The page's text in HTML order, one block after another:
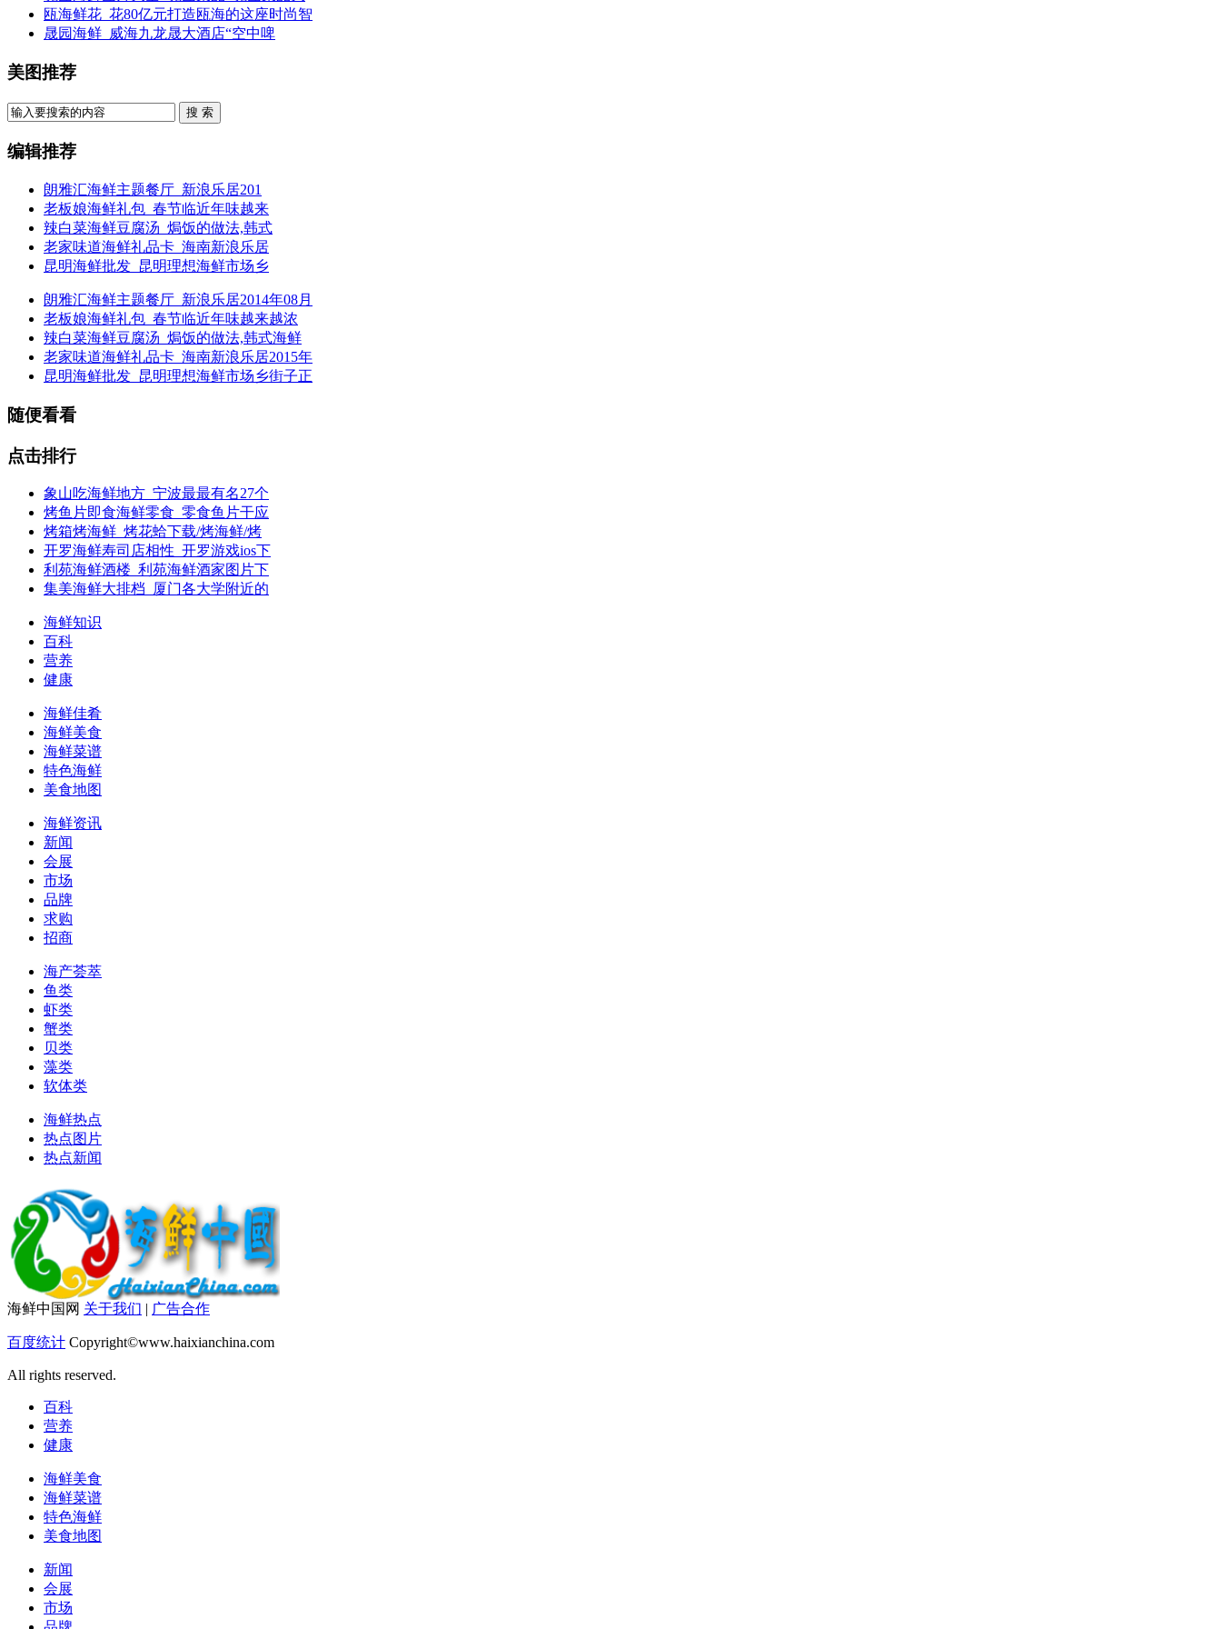
瓯海鲜花_花80亿元打造瓯海的这座时尚智
晟园海鲜_威海九龙晟大酒店“空中啤
美图推荐
搜 索
编辑推荐
朗雅汇海鲜主题餐厅_新浪乐居201
老板娘海鲜礼包_春节临近年味越来
辣白菜海鲜豆腐汤_焗饭的做法,韩式
老家味道海鲜礼品卡_海南新浪乐居
昆明海鲜批发_昆明理想海鲜市场乡
朗雅汇海鲜主题餐厅_新浪乐居2014年08月
老板娘海鲜礼包_春节临近年味越来越浓
辣白菜海鲜豆腐汤_焗饭的做法,韩式海鲜
老家味道海鲜礼品卡_海南新浪乐居2015年
昆明海鲜批发_昆明理想海鲜市场乡街子正
随便看看
点击排行
象山吃海鲜地方_宁波最最有名27个
烤鱼片即食海鲜零食_零食鱼片干应
烤箱烤海鲜_烤花蛤下载/烤海鲜/烤
开罗海鲜寿司店相性_开罗游戏ios下
利苑海鲜酒楼_利苑海鲜酒家图片下
集美海鲜大排档_厦门各大学附近的
海鲜知识
百科
营养
健康
海鲜佳肴
海鲜美食
海鲜菜谱
特色海鲜
美食地图
海鲜资讯
新闻
会展
市场
品牌
求购
招商
海产荟萃
鱼类
虾类
蟹类
贝类
藻类
软体类
海鲜热点
热点图片
热点新闻
海鲜中国网 关于我们 | 广告合作
百度统计 Copyright©www.haixianchina.com
All rights reserved.
百科
营养
健康
海鲜美食
海鲜菜谱
特色海鲜
美食地图
新闻
会展
市场